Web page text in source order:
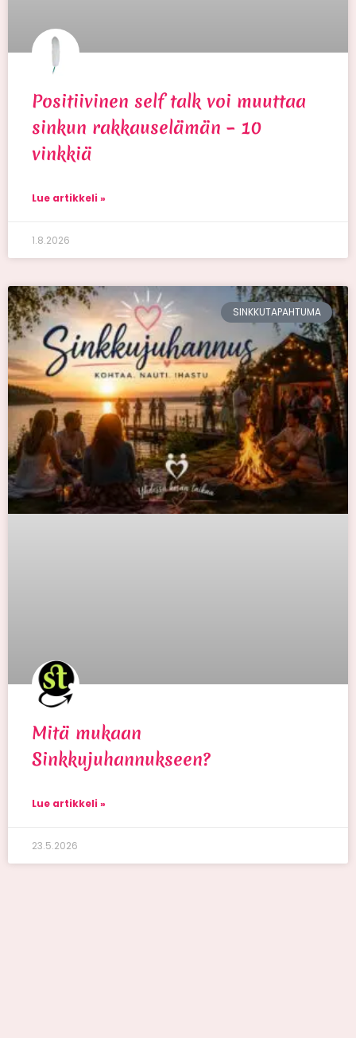
Positiivinen self talk voi muuttaa
sinkun rakkauselämän – 10
vinkkiä
Lue artikkeli »
1.8.2026
SINKKUTAPAHTUMA
Mitä mukaan
Sinkkujuhannukseen?
Lue artikkeli »
23.5.2026